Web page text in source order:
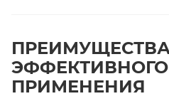
ЭФФЕКТИВНОГО
ПРИМЕНЕНИЯ